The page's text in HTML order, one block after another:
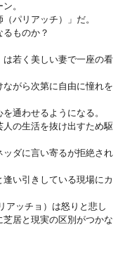
。
パリアッチ）」だ。
ものか？
若く美しい妻で一座の看
がら次第に自由に憧れを
通わせるようになる。
の生活を抜け出すため駆
ダに言い寄るが拒絶され
い引きしている現場にカ
アッチョ）は怒りと悲し
居と現実の区別がつかな